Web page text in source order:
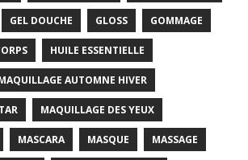
GEL DOUCHE GLOSS GOMMAGE
HUILE ESSENTIELLE
AUTOMNE HIVER
MAQUILLAGE DES YEUX
MASCARA MASQUE MASSAGE